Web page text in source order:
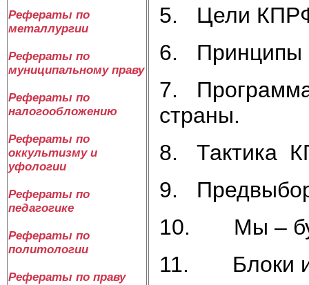
Рефераты по
металлургии
Рефераты по
муниципальному праву
Рефераты по
налогообложению
Рефераты по
оккультизму и
уфологии
Рефераты по
педагогике
Рефераты по
политологии
Рефераты по праву
5. Цели
6.
7.
страны.
8. Тактика
9.
10. Мы –
11. Блоки и